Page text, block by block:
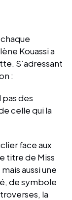
Kouassi a
S’adressant
:
pas des
celle qui la
face aux
titre de Miss
aussi une
de symbole
la